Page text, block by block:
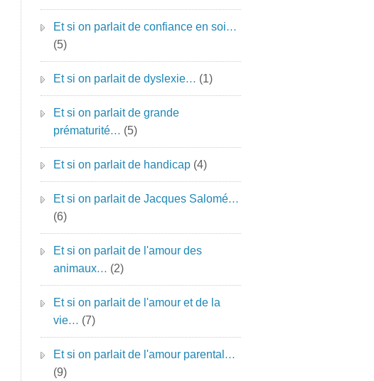
Et si on parlait de confiance en soi…
(5)
Et si on parlait de dyslexie… (1)
Et si on parlait de grande
prématurité… (5)
Et si on parlait de handicap(4)
Et si on parlait de Jacques Salomé…
(6)
Et si on parlait de l'amour des
animaux… (2)
Et si on parlait de l'amour et de la
vie… (7)
Et si on parlait de l'amour parental…
(9)